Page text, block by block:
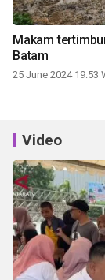
Makam
Batam
25 June 2024 19:53
Video